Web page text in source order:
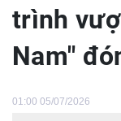
trình
Nam"
01:00 05/07/2026